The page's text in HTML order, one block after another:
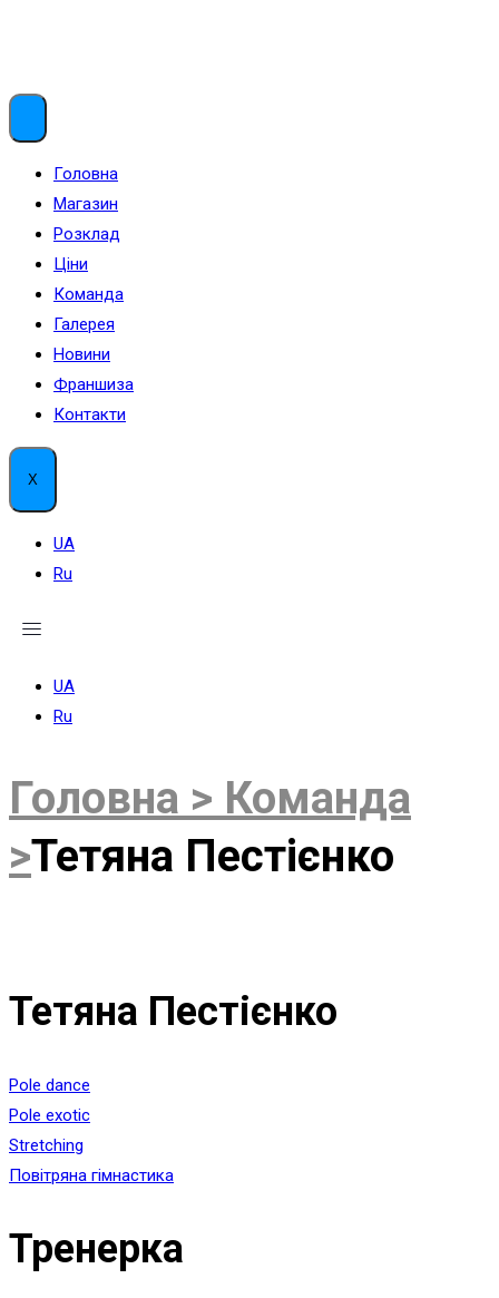
Головна
Магазин
Розклад
Ціни
Команда
Галерея
Новини
Франшиза
Контакти
X
UA
Ru
UA
Ru
Головна > Команда
>Тетяна Пестієнко
Тетяна Пестієнко
Pole dance
Pole exotic
Stretching
Повітряна гімнастика
Тренерка